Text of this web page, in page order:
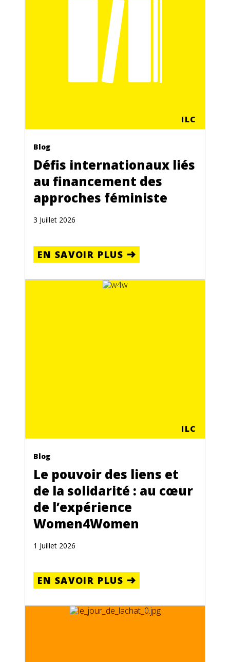
ILC
Blog
Défis internationaux liés
au financement des
approches féministe
3 Juillet 2026
EN SAVOIR PLUS
ILC
Blog
Le pouvoir des liens et
de la solidarité : au cœur
de l’expérience
Women4Women
1 Juillet 2026
EN SAVOIR PLUS